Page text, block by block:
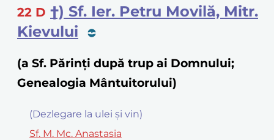
22 D †) Sf. Ier. Petru Movilă, Mitr.
Kievului
(a Sf. Părinți după trup ai Domnului;
Genealogia Mântuitorului)
(Dezlegare la ulei şi vin)
Sf. M. Mc. Anastasia